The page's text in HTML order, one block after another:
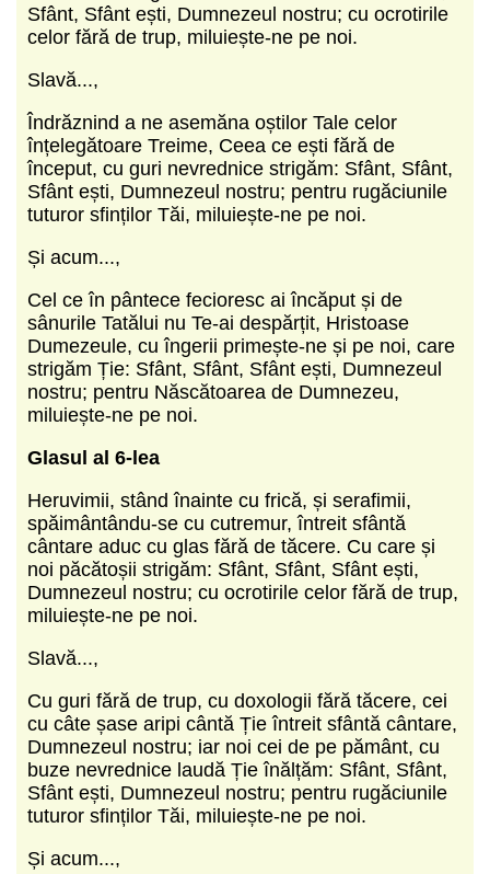
Sfânt, Sfânt ești, Dumnezeul nostru; cu ocrotirile
celor fără de trup, miluiește-ne pe noi.
Slavă...,
Îndrăznind a ne asemăna oștilor Tale celor
înțelegătoare Treime, Ceea ce ești fără de
început, cu guri nevrednice strigăm: Sfânt, Sfânt,
Sfânt ești, Dumnezeul nostru; pentru rugăciunile
tuturor sfinților Tăi, miluiește-ne pe noi.
Și acum...,
Cel ce în pântece fecioresc ai încăput și de
sânurile Tatălui nu Te-ai despărțit, Hristoase
Dumezeule, cu îngerii primește-ne și pe noi, care
strigăm Ție: Sfânt, Sfânt, Sfânt ești, Dumnezeul
nostru; pentru Născătoarea de Dumnezeu,
miluiește-ne pe noi.
Glasul al 6-lea
Heruvimii, stând înainte cu frică, și serafimii,
spăimântându-se cu cutremur, întreit sfântă
cântare aduc cu glas fără de tăcere. Cu care și
noi păcătoșii strigăm: Sfânt, Sfânt, Sfânt ești,
Dumnezeul nostru; cu ocrotirile celor fără de trup,
miluiește-ne pe noi.
Slavă...,
Cu guri fără de trup, cu doxologii fără tăcere, cei
cu câte șase aripi cântă Ție întreit sfântă cântare,
Dumnezeul nostru; iar noi cei de pe pământ, cu
buze nevrednice laudă Ție înălțăm: Sfânt, Sfânt,
Sfânt ești, Dumnezeul nostru; pentru rugăciunile
tuturor sfinților Tăi, miluiește-ne pe noi.
Și acum...,